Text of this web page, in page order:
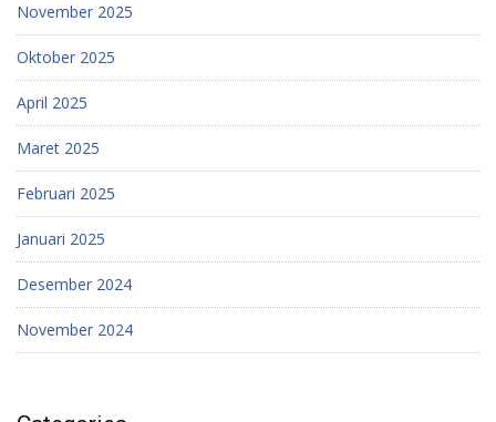
November 2025
Oktober 2025
April 2025
Maret 2025
Februari 2025
Januari 2025
Desember 2024
November 2024